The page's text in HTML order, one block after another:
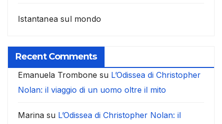
Istantanea sul mondo
Recent Comments
Emanuela Trombone su L’Odissea di Christopher
Nolan: il viaggio di un uomo oltre il mito
Marina su L’Odissea di Christopher Nolan: il